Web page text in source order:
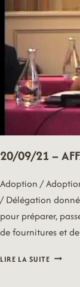
20/09/21 –
Adoption /
/ Délégation
pour préparer,
de fournitures et
LIRE LA SUITE20/09/21